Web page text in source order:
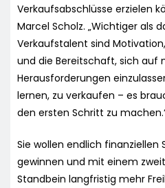
Verkaufsabschlüsse erzielen
Marcel Scholz. „Wichtiger als
Verkaufstalent sind
und die Bereitschaft, sich auf
Herausforderungen
lernen, zu verkaufen – es
den ersten Schritt zu
Sie wollen endlich finanziellen
gewinnen und mit einem
Standbein langfristig mehr